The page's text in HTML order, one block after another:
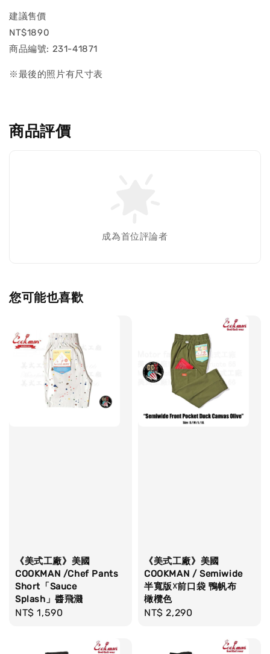
建議售價
NT$1890
商品編號: 231-41871
※最後的照片有尺寸表
商品評價
成為首位評論者
您可能也喜歡
《美式工廠》美國
COOKMAN /Chef Pants
Short「Sauce
Splash」醬飛濺
Regular
NT$ 1,590
《美式工廠》美國
COOKMAN / Semiwide
半寬版☓前口袋 鴨帆布
橄欖色
Regular
NT$ 2,290